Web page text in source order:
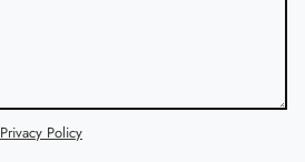
Privacy Policy